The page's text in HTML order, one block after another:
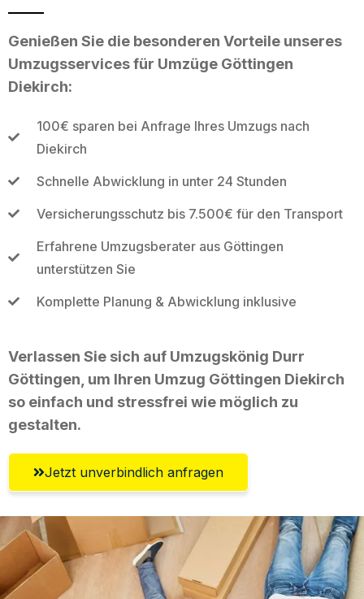
Genießen Sie die besonderen Vorteile unseres
Umzugsservices für Umzüge Göttingen
Diekirch:
100€ sparen bei Anfrage Ihres Umzugs nach
Diekirch
Schnelle Abwicklung in unter 24 Stunden
Versicherungsschutz bis 7.500€ für den Transport
Erfahrene Umzugsberater aus Göttingen
unterstützen Sie
Komplette Planung & Abwicklung inklusive
Verlassen Sie sich auf Umzugskönig Durr
Göttingen, um Ihren Umzug Göttingen Diekirch
so einfach und stressfrei wie möglich zu
gestalten.
Jetzt unverbindlich anfragen